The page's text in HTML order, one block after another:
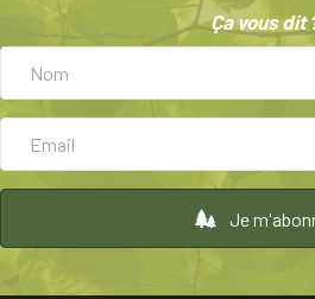
page
Ça vous dit
Je